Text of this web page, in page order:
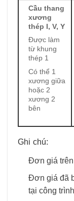
Cầu thang
xương
thép I, V, Y
Được làm
từ khung
thép 1
Có thể 1
xương giữa
hoặc 2
xương 2
bên
Ghi chú:
Đơn giá trên
Đơn giá đã
tại công trình